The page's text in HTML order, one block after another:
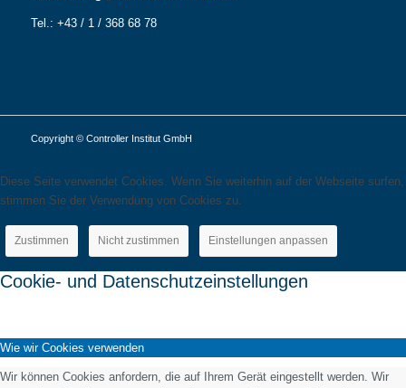
Tel.: +43 / 1 / 368 68 78
Copyright © Controller Institut GmbH
Diese Seite verwendet Cookies. Wenn Sie weiterhin auf der Webseite surfen,
stimmen Sie der Verwendung von Cookies zu.
Zustimmen Nicht zustimmen Einstellungen anpassen
Cookie- und Datenschutzeinstellungen
Wie wir Cookies verwenden
Wir können Cookies anfordern, die auf Ihrem Gerät eingestellt werden. Wir